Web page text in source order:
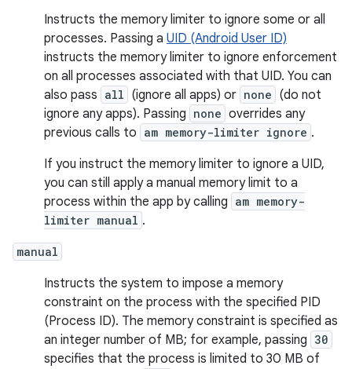
Instructs the memory limiter to ignore some or all
processes. Passing a UID (Android User ID)
instructs the memory limiter to ignore enforcement
on all processes associated with that UID. You can
also pass all (ignore all apps) or none (do not
ignore any apps). Passing none overrides any
previous calls to am memory-limiter ignore .
If you instruct the memory limiter to ignore a UID,
you can still apply a manual memory limit to a
process within the app by calling am memory-
limiter manual .
manual
Instructs the system to impose a memory
constraint on the process with the specified PID
(Process ID). The memory constraint is specified as
an integer number of MB; for example, passing 30
specifies that the process is limited to 30 MB of